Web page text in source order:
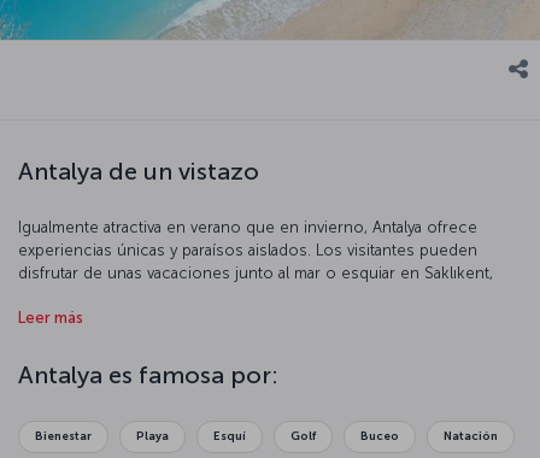
Antalya de un vistazo
Igualmente atractiva en verano que en invierno, Antalya ofrece
experiencias únicas y paraísos aislados. Los visitantes pueden
disfrutar de unas vacaciones junto al mar o esquiar en Saklıkent,
las riquezas culturales de los museos de la ciudad. Para los
sorpresas: dentro de las fronteras de la región se encuentran
ciudades antiguas más importantes de Türkiye
concierto en el majestuoso anfiteatro de la antigua ciudad de
Leer más
Antalya es famosa por:
Bienestar Playa Esquí Golf Buceo Natación